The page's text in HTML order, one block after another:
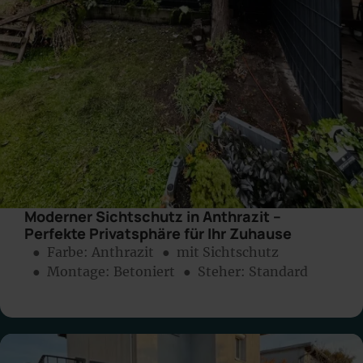
Moderner Sichtschutz in Anthrazit –
Perfekte Privatsphäre für Ihr Zuhause
● Farbe: Anthrazit
● mit Sichtschutz
● Montage: Betoniert ● Steher: Standard